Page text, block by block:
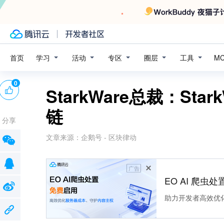
首页 学习 活动 专区 圈层 工具
StarkWare总裁：
链
文章来源： 企鹅号 - 区块律动
广告
EO AI 爬虫处
助力开发者高效优
0
分享